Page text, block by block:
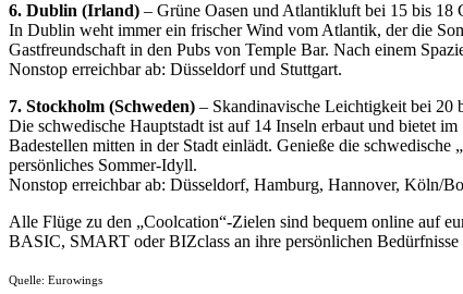
6. Dublin (Irland) – Grüne Oasen und Atlantikluft bei 15 bis 18
In Dublin weht immer ein frischer Wind vom Atlantik, der die
Gastfreundschaft in den Pubs von Temple Bar. Nach einem
Nonstop erreichbar ab: Düsseldorf und Stuttgart.
7. Stockholm (Schweden) – Skandinavische Leichtigkeit bei 20
Die schwedische Hauptstadt ist auf 14 Inseln erbaut und bietet
Badestellen mitten in der Stadt einlädt. Genieße die
persönliches Sommer-Idyll.
Nonstop erreichbar ab: Düsseldorf, Hamburg, Hannover, Köln/
Alle Flüge zu den „Coolcation“-Zielen sind bequem online auf
BASIC, SMART oder BIZclass an ihre persönlichen Bedürfnisse
Quelle: Eurowings